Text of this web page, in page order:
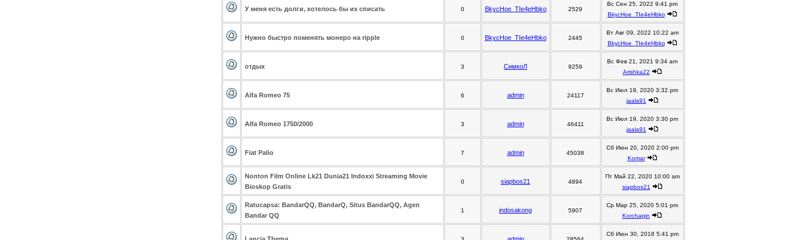
У меня есть долги, хотелось бы их списать 0 BkycHoe_TIe4eHbko 2529
Вс Сен 25, 2022 9:41 pm
BkycHoe_TIe4eHbko
Нужно быстро поменять монеро на ripple 0 BkycHoe_TIe4eHbko 2445
Вт Авг 09, 2022 10:22 am
BkycHoe_TIe4eHbko
отдых 3 СимкоЛ 9259
Вс Фев 21, 2021 9:34 am
Arishka22
Alfa Romeo 75 6 admin 24117
Вс Июл 19, 2020 3:32 pm
jaala91
Alfa Romeo 1750/2000 3 admin 46411
Вс Июл 19, 2020 3:30 pm
jaala91
Fiat Palio 7 admin 45038
Сб Июн 20, 2020 2:00 pm
Komar
Nonton Film Online Lk21 Dunia21 Indoxxi Streaming Movie
Bioskop Gratis
0 siapbos21 4894
Пт Май 22, 2020 10:00 am
siapbos21
Ratucapsa: BandarQQ, BandarQ, Situs BandarQQ, Agen
Bandar QQ
1 indosakong 5907
Ср Мар 25, 2020 5:01 pm
Korchagin
Сб Июн 30, 2018 5:41 pm